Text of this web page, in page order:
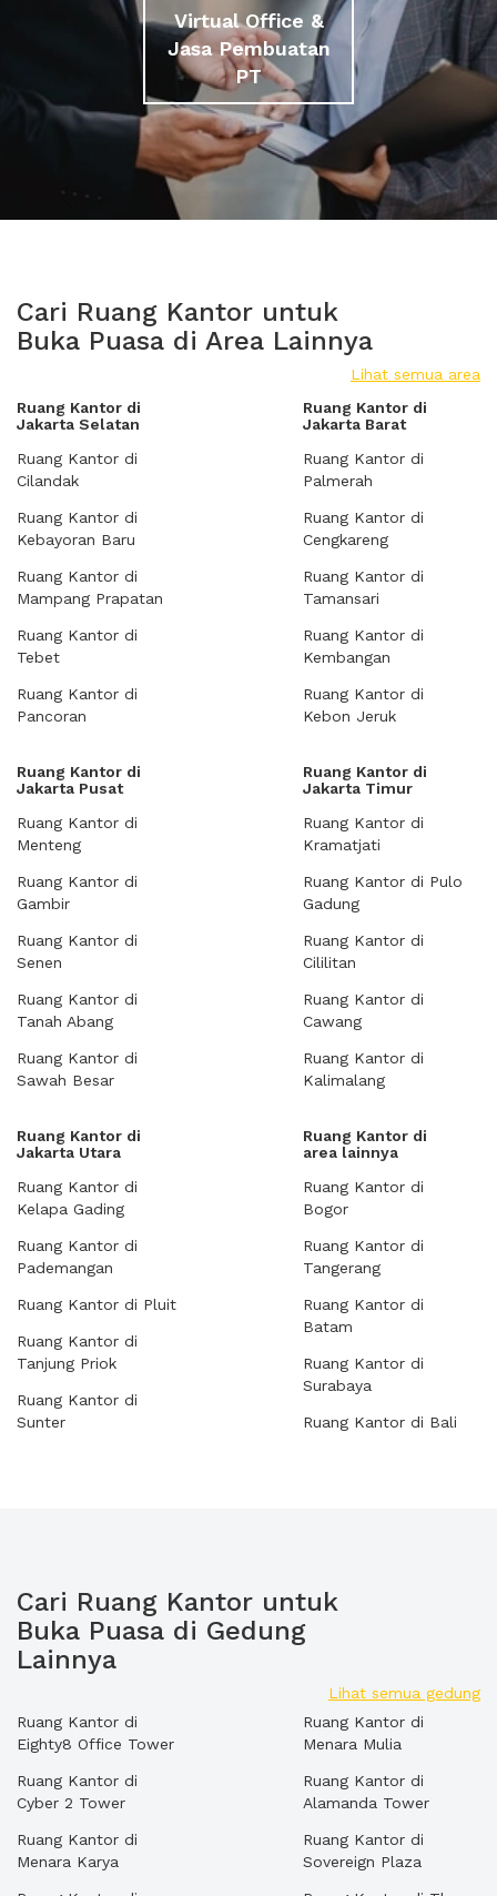
Virtual Office &
Jasa Pembuatan
PT
Cari Ruang Kantor untuk
Buka Puasa di Area Lainnya
Lihat semua area
Ruang Kantor di
Jakarta Selatan
Ruang Kantor di
Cilandak
Ruang Kantor di
Kebayoran Baru
Ruang Kantor di
Mampang Prapatan
Ruang Kantor di
Tebet
Ruang Kantor di
Pancoran
Ruang Kantor di
Jakarta Barat
Ruang Kantor di
Palmerah
Ruang Kantor di
Cengkareng
Ruang Kantor di
Tamansari
Ruang Kantor di
Kembangan
Ruang Kantor di
Kebon Jeruk
Ruang Kantor di
Jakarta Pusat
Ruang Kantor di
Menteng
Ruang Kantor di
Gambir
Ruang Kantor di
Senen
Ruang Kantor di
Tanah Abang
Ruang Kantor di
Sawah Besar
Ruang Kantor di
Jakarta Timur
Ruang Kantor di
Kramatjati
Ruang Kantor di Pulo
Gadung
Ruang Kantor di
Cililitan
Ruang Kantor di
Cawang
Ruang Kantor di
Kalimalang
Ruang Kantor di
Jakarta Utara
Ruang Kantor di
Kelapa Gading
Ruang Kantor di
Pademangan
Ruang Kantor di Pluit
Ruang Kantor di
Tanjung Priok
Ruang Kantor di
Sunter
Ruang Kantor di
area lainnya
Ruang Kantor di
Bogor
Ruang Kantor di
Tangerang
Ruang Kantor di
Batam
Ruang Kantor di
Surabaya
Ruang Kantor di Bali
Cari Ruang Kantor untuk
Buka Puasa di Gedung
Lainnya
Lihat semua gedung
Ruang Kantor di
Eighty8 Office Tower
Ruang Kantor di
Cyber 2 Tower
Ruang Kantor di
Menara Karya
Ruang Kantor di
Menara Mulia
Ruang Kantor di
Alamanda Tower
Ruang Kantor di
Sovereign Plaza